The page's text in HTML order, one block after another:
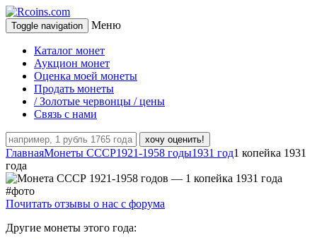
Toggle navigation Меню
Каталог монет
Аукцион монет
Оценка моей монеты
Продать монеты
/ Золотые червонцы / цены
Связь с нами
хочу оценить!
ГлавнаяМонеты СССР1921-1958 годы1931 год1 копейка 1931
года
Почитать отзывы о нас с форума
Другие монеты этого года: